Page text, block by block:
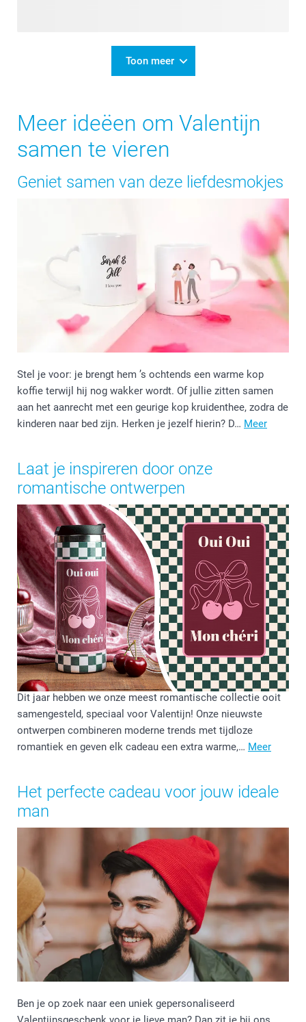
Toon meer
Meer ideëen om Valentijn
samen te vieren
Geniet samen van deze liefdesmokjes
Stel je voor: je brengt hem ’s ochtends een warme kop
koffie terwijl hij nog wakker wordt. Of jullie zitten samen
aan het aanrecht met een geurige kop kruidenthee, zodra de
kinderen naar bed zijn. Herken je jezelf hierin? D… Meer
Laat je inspireren door onze
romantische ontwerpen
Dit jaar hebben we onze meest romantische collectie ooit
samengesteld, speciaal voor Valentijn! Onze nieuwste
ontwerpen combineren moderne trends met tijdloze
romantiek en geven elk cadeau een extra warme,… Meer
Het perfecte cadeau voor jouw ideale
man
Ben je op zoek naar een uniek gepersonaliseerd